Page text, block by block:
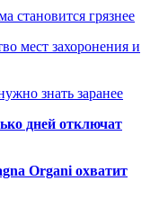
становится грязнее
мест захоронения и
знать заранее
дней отключат
Organi охватит